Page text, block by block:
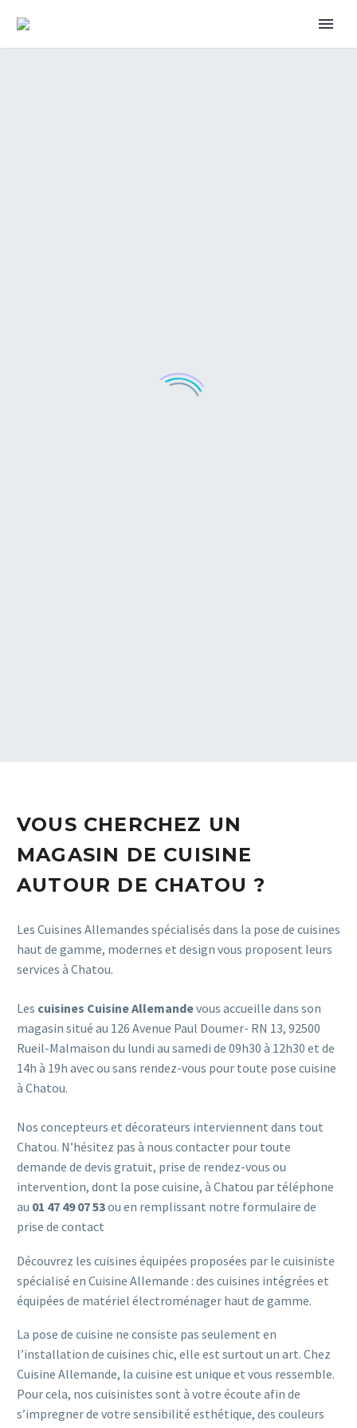
VOUS CHERCHEZ UN
MAGASIN DE CUISINE
AUTOUR DE CHATOU ?
Les Cuisines Allemandes spécialisés dans la pose de cuisines
haut de gamme, modernes et design vous proposent leurs
services à Chatou.
Les cuisines Cuisine Allemandevous accueille dans son
magasin situé au 126 Avenue Paul Doumer- RN 13, 92500
Rueil-Malmaison du lundi au samedi de 09h30 à 12h30 et de
14h à 19h avec ou sans rendez-vous pour toute pose cuisine
à Chatou.
Nos concepteurs et décorateurs interviennent dans tout
Chatou. N’hésitez pas à nous contacter pour toute
demande de devis gratuit, prise de rendez-vous ou
intervention, dont la pose cuisine, à Chatou par téléphone
au 01 47 49 07 53ou en remplissant notre formulaire de
prise de contact
Découvrez les cuisines équipées proposées par le cuisiniste
spécialisé en Cuisine Allemande : des cuisines intégrées et
équipées de matériel électroménager haut de gamme.
La pose de cuisine ne consiste pas seulement en
l’installation de cuisines chic, elle est surtout un art. Chez
Cuisine Allemande, la cuisine est unique et vous ressemble.
Pour cela, nos cuisinistes sont à votre écoute afin de
s’impregner de votre sensibilité esthétique, des couleurs